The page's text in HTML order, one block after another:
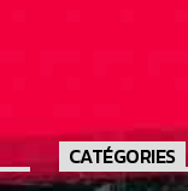
CATÉGORIES